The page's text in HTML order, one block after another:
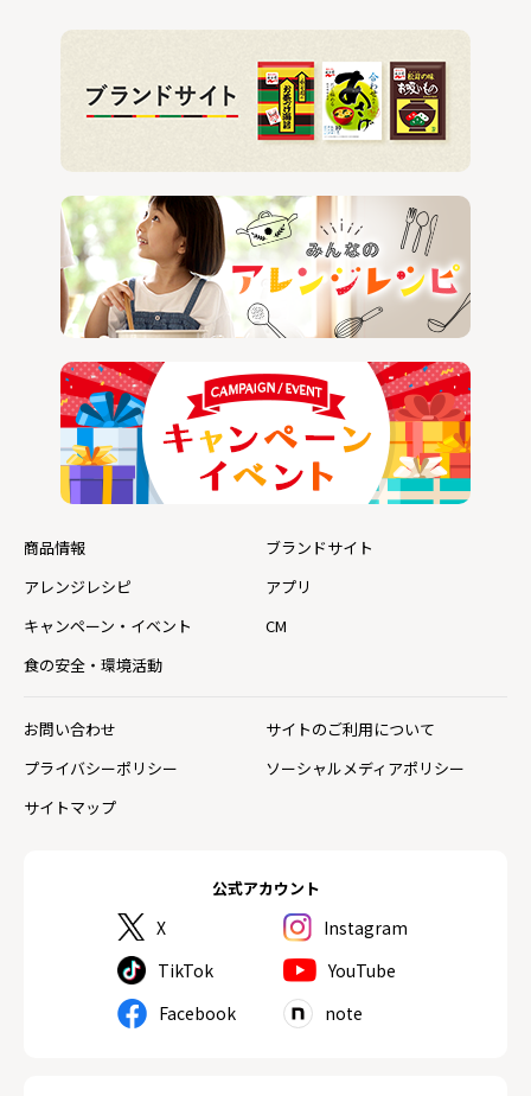
公式アカウント
X
Instagram
TikTok
YouTube
Facebook
note
商品情報
ブランドサイト
アレンジレシピ
アプリ
キャンペーン・イベント
CM
食の安全・環境活動
お問い合わせ
サイトのご利用について
プライバシーポリシー
ソーシャルメディアポリシー
サイトマップ